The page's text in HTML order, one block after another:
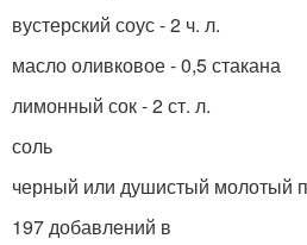
вустерский соус - 2 ч. л.
масло оливковое - 0,5 стакана
лимонный сок - 2 ст. л.
соль
черный или душистый молотый
197 добавлений в